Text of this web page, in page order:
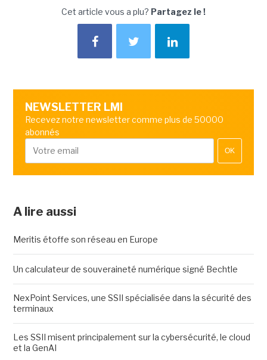
Cet article vous a plu? Partagez le !
NEWSLETTER LMI
Recevez notre newsletter comme plus de 50000
abonnés
OK
A lire aussi
Meritis étoffe son réseau en Europe
Un calculateur de souveraineté numérique signé Bechtle
NexPoint Services, une SSII spécialisée dans la sécurité des
terminaux
Les SSII misent principalement sur la cybersécurité, le cloud
et la GenAI